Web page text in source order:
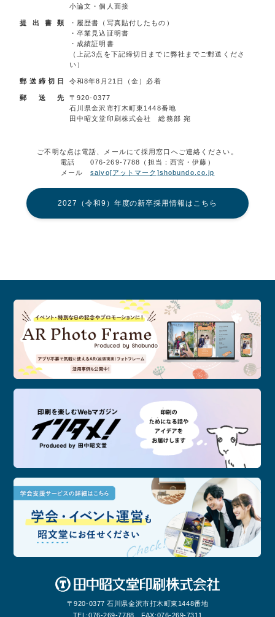
小論文・個人面接
提出書類
・履歴書（写真貼付したもの）
・卒業見込証明書
・成績証明書
（上記3点を下記締切日までに弊社までご郵送くださ
い）
郵送締切日 令和8年8月21日（金）必着
郵 送 先
〒920-0377
石川県金沢市打木町東1448番地
田中昭文堂印刷株式会社 総務部 宛
ご不明な点は電話、メールにて採用窓口へご連絡ください。
電話 076-269-7788（担当：西宮・伊藤）
メールsaiyo[アットマーク]shobundo.co.jp
2027（令和9）年度の新卒採用情報はこちら
〒920-0377 石川県金沢市打木町東1448番地
TEL:076-269-7788 FAX:076-269-7311